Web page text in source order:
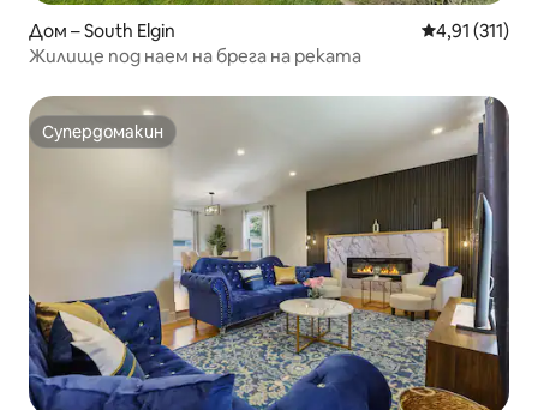
Дом – South Elgin Средна
4,91 (311)
Жилище под наем на брега на реката
Супердомакин
Супердомакин